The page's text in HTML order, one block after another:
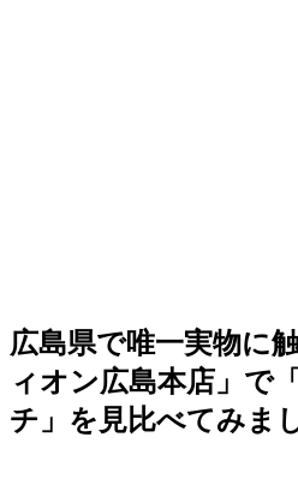
広島県で唯一実物に
ィオン広島本店」で
チ」を見比べてみま